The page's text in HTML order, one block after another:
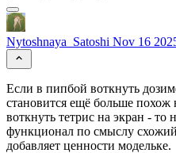
Nytoshnaya_Satoshi Nov 16
Если в пипбой воткнуть
становится ещё больше
воткнуть тетрис на экран - то
функционал по смыслу
добавляет ценности модельке.